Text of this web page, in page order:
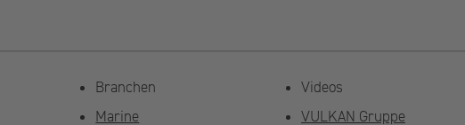
Branchen
Marine
Videos
VULKAN Gruppe